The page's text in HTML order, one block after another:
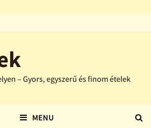
– Gyors, egyszerű és finom ételek
MENU